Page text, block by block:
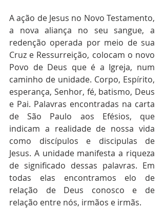
A ação de Jesus no Novo Testamento,
a nova aliança no seu sangue, a
redenção operada por meio de sua
Cruz e Ressurreição, colocam o novo
Povo de Deus que é a Igreja, num
caminho de unidade. Corpo, Espírito,
esperança, Senhor, fé, batismo, Deus
e Pai. Palavras encontradas na carta
de São Paulo aos Efésios, que
indicam a realidade de nossa vida
como discípulos e discipulas de
Jesus. A unidade manifesta a riqueza
de significado dessas palavras. Em
todas elas encontramos elo de
relação de Deus conosco e de
relação entre nós, irmãos e irmãs.